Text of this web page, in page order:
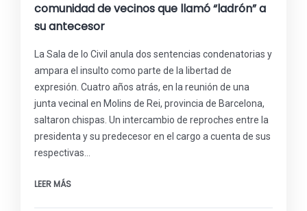
comunidad de vecinos que llamó “ladrón” a
su antecesor
La Sala de lo Civil anula dos sentencias condenatorias y
ampara el insulto como parte de la libertad de
expresión. Cuatro años atrás, en la reunión de una
junta vecinal en Molins de Rei, provincia de Barcelona,
saltaron chispas. Un intercambio de reproches entre la
presidenta y su predecesor en el cargo a cuenta de sus
respectivas…
LEER MÁS